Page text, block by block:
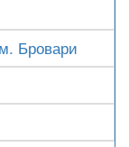
Бровари